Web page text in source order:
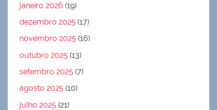
janeiro 2026 (19)
dezembro 2025 (17)
novembro 2025 (16)
outubro 2025 (13)
setembro 2025 (7)
agosto 2025 (10)
julho 2025 (21)